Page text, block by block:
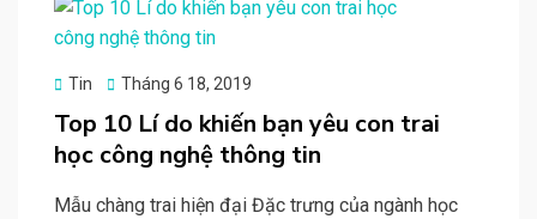
Tin
Posted
Tháng 6 18, 2019
Top 10 Lí do khiến bạn yêu con trai
học công nghệ thông tin
Mẫu chàng trai hiện đại Đặc trưng của ngành học